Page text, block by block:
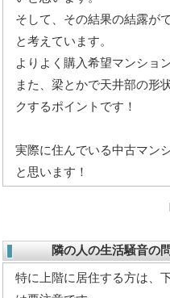
そして、その結果の結露が
と考えています。
よりよく購入希望マンショ
また、梁とかで天井部の形
クするポイントです！
実際に住んでいる中古マン
と思います！
隣の人の生活騒音の
特に上階に居住する方は、